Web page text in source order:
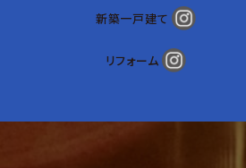
新築一戸建て
リフォーム